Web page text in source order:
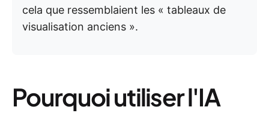
cela que ressemblaient les « tableaux de
visualisation anciens ».
Pourquoi utiliser l'IA